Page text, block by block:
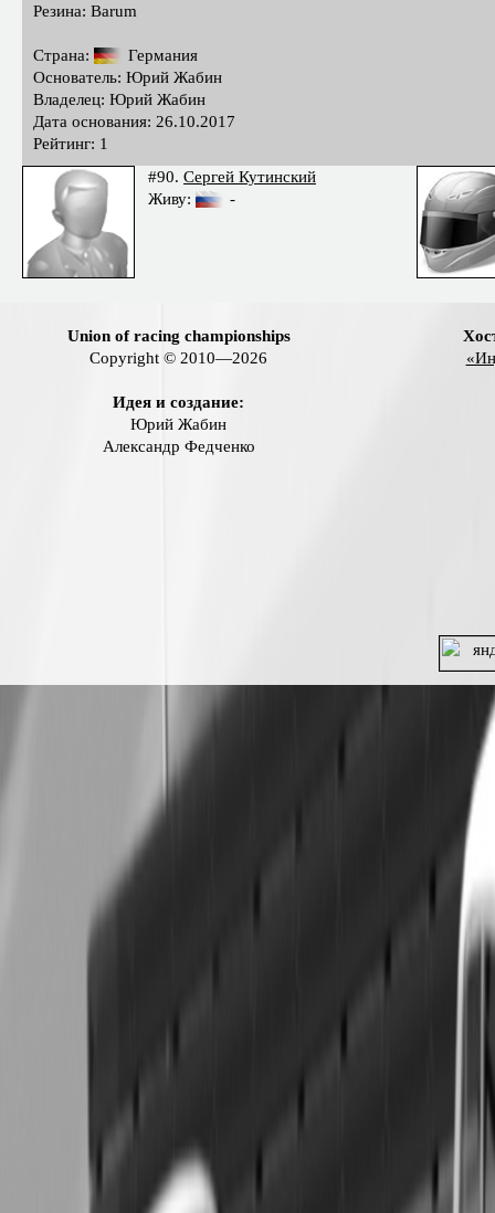
Резина: Barum
Страна:
Германия
Основатель: Юрий Жабин
Владелец: Юрий Жабин
Дата основания: 26.10.2017
Рейтинг: 1
#90. Сергей Кутинский
Живу:
-
Union of racing championships
Copyright © 2010—2026
Идея и создание:
Юрий Жабин
Александр Федченко